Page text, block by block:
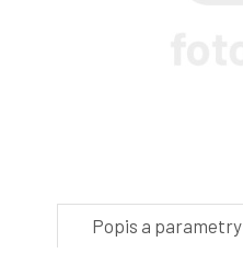
Popis a parametry